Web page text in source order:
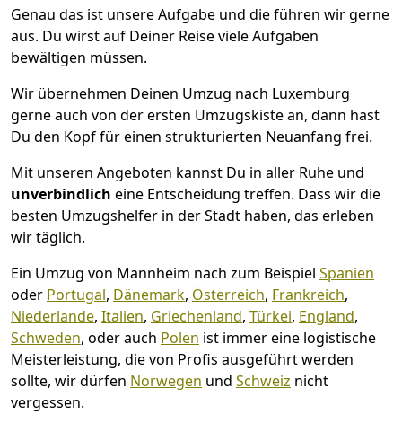
Genau das ist unsere Aufgabe und die führen wir gerne
aus. Du wirst auf Deiner Reise viele Aufgaben
bewältigen müssen.
Wir übernehmen Deinen Umzug nach Luxemburg
gerne auch von der ersten Umzugskiste an, dann hast
Du den Kopf für einen strukturierten Neuanfang frei.
Mit unseren Angeboten kannst Du in aller Ruhe und
unverbindlich eine Entscheidung treffen. Dass wir die
besten Umzugshelfer in der Stadt haben, das erleben
wir täglich.
Ein Umzug von Mannheim nach zum Beispiel Spanien
oder Portugal, Dänemark, Österreich, Frankreich,
Niederlande, Italien, Griechenland, Türkei, England,
Schweden, oder auch Polen ist immer eine logistische
Meisterleistung, die von Profis ausgeführt werden
sollte, wir dürfen Norwegen und Schweiz nicht
vergessen.